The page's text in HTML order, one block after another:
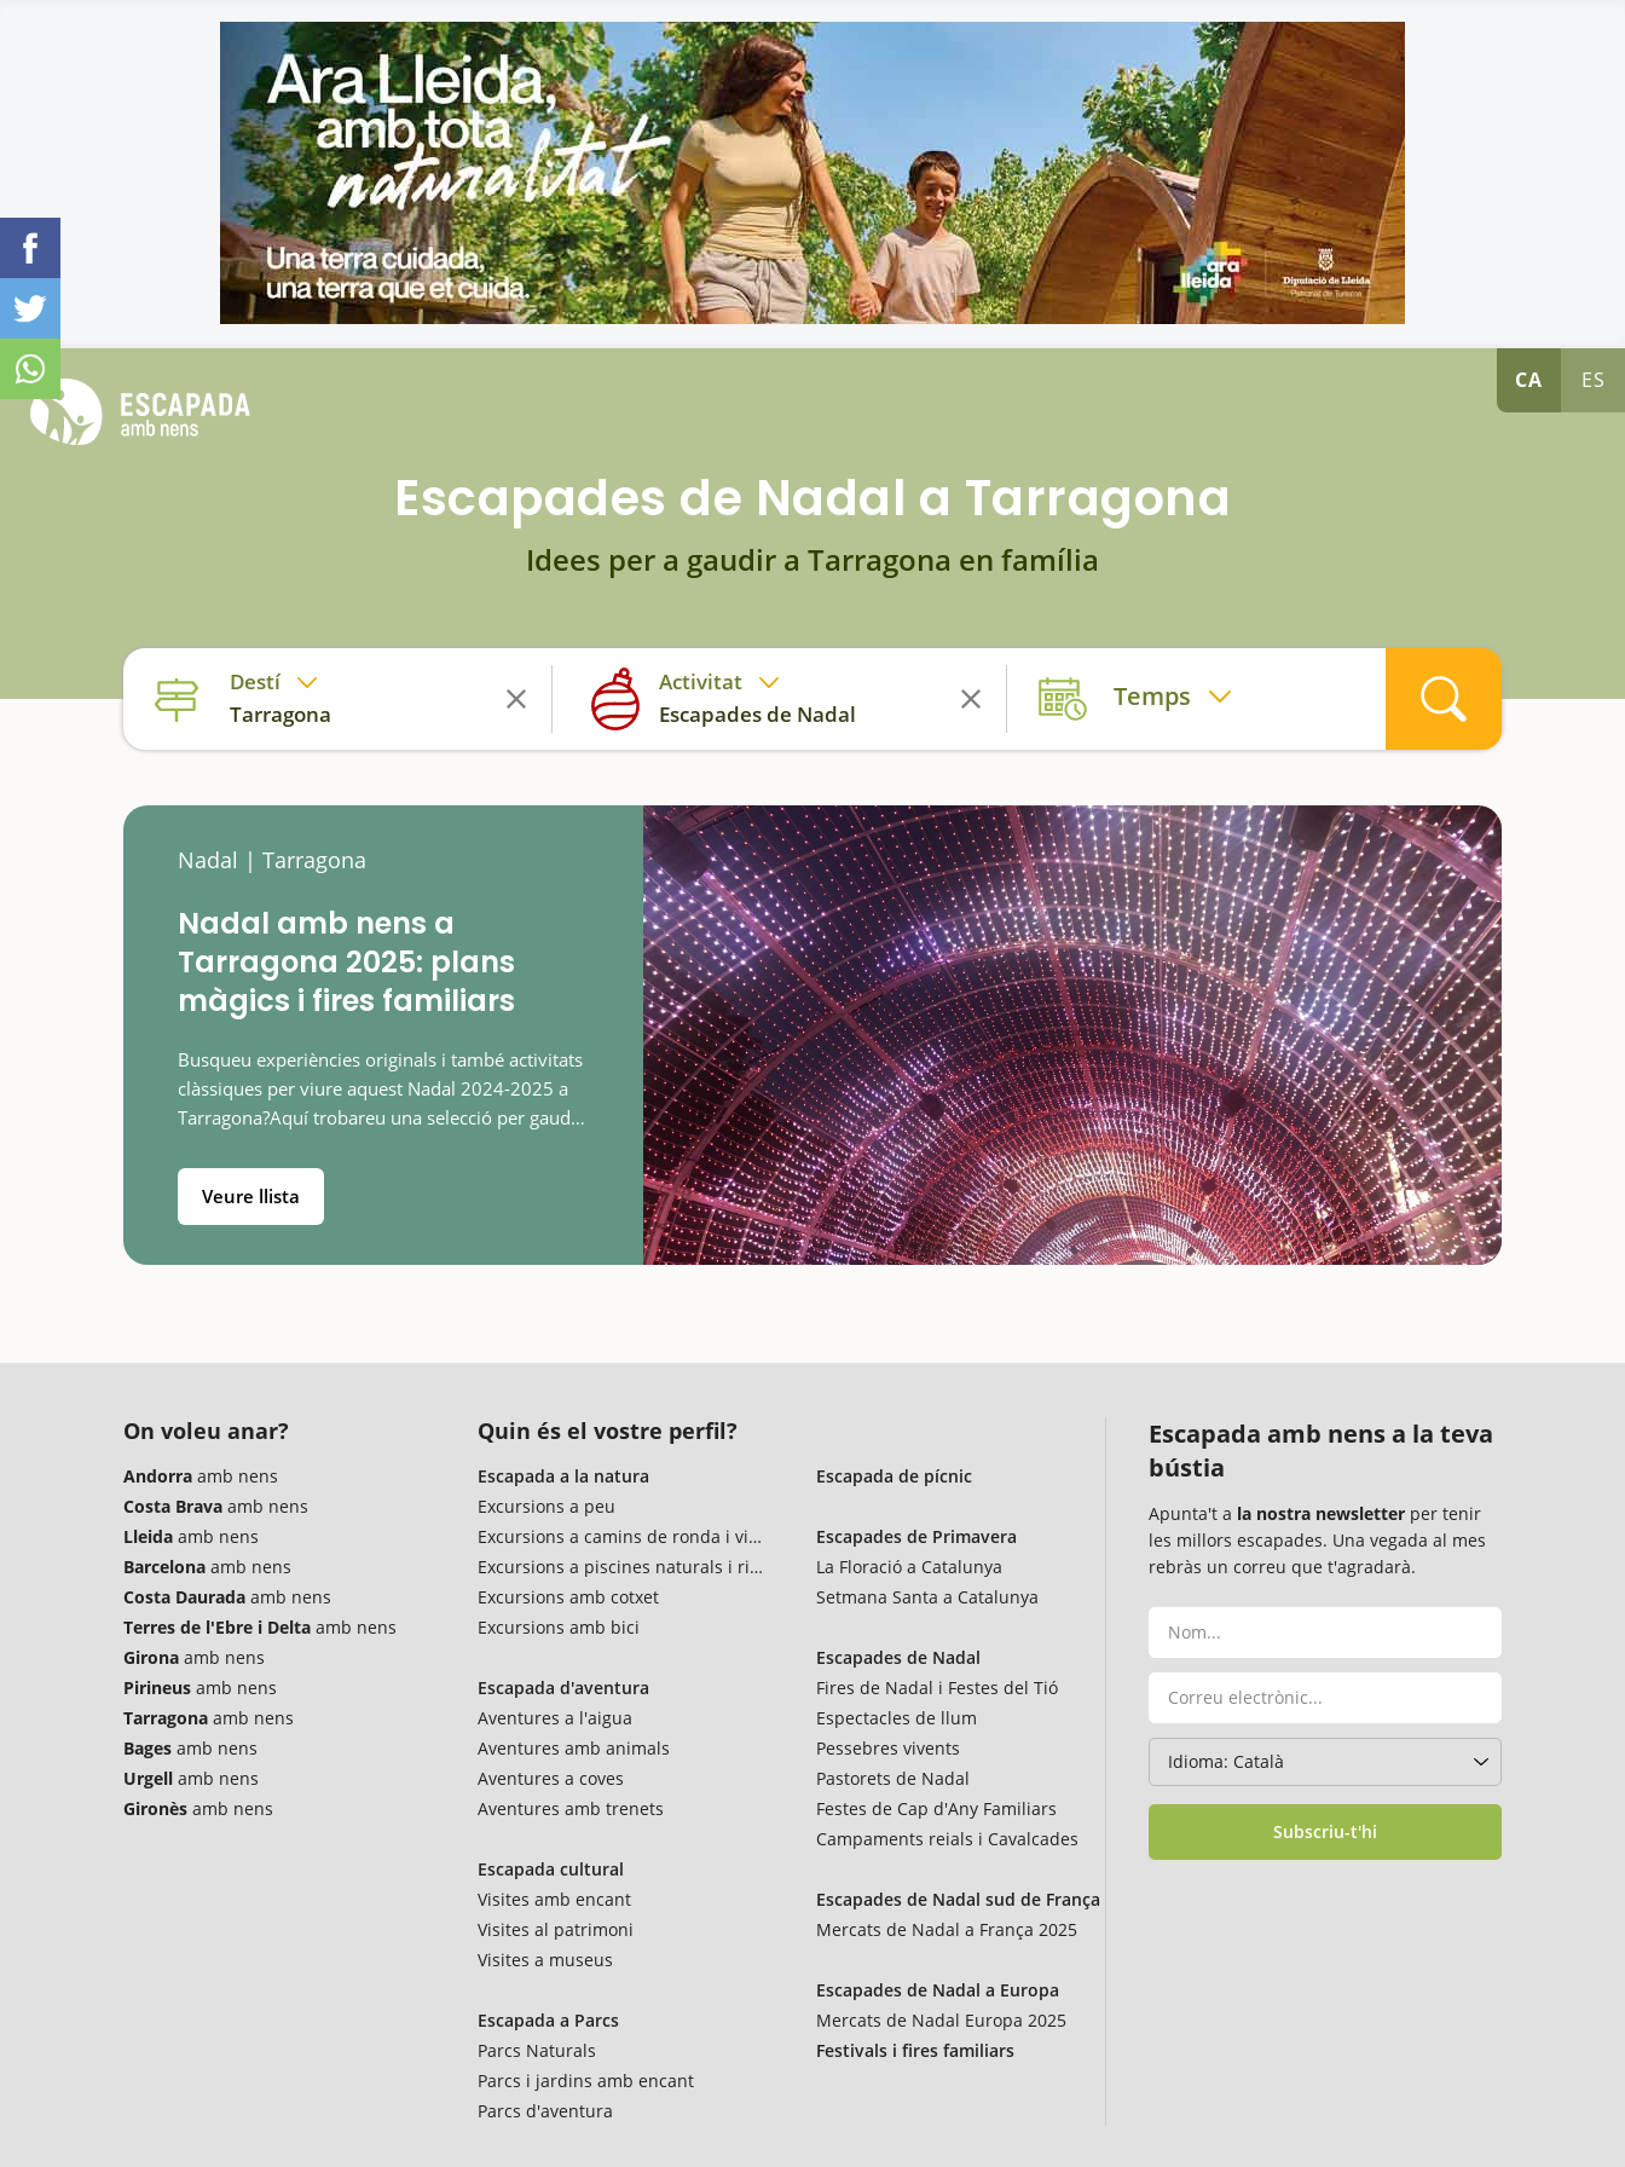
CA ES
Escapades de Nadal a Tarragona
Idees per a gaudir a Tarragona en família
Destí
Tarragona
Activitat
Escapades de Nadal
Temps
Nadal | Tarragona
Nadal amb nens a
Tarragona 2025: plans
màgics i fires familiars
Busqueu experiències originals i també activitats
clàssiques per viure aquest Nadal 2024-2025 a
Tarragona?Aquí trobareu una selecció per gaudir
Veure llista
On voleu anar?
Andorra amb nens
Costa Brava amb nens
Lleida amb nens
Barcelona amb nens
Costa Daurada amb nens
Terres de l'Ebre i Delta amb nens
Girona amb nens
Pirineus amb nens
Tarragona amb nens
Bages amb nens
Urgell amb nens
Gironès amb nens
Quin és el vostre perfil?
Escapada a la natura
Excursions a peu
Excursions a camins de ronda i vies verdes
Excursions a piscines naturals i rius
Excursions amb cotxet
Excursions amb bici
Escapada d'aventura
Aventures a l'aigua
Aventures amb animals
Aventures a coves
Aventures amb trenets
Escapada cultural
Visites amb encant
Visites al patrimoni
Visites a museus
Escapada a Parcs
Parcs Naturals
Parcs i jardins amb encant
Parcs d'aventura
Escapada de pícnic
Escapades de Primavera
La Floració a Catalunya
Setmana Santa a Catalunya
Escapades de Nadal
Fires de Nadal i Festes del Tió
Espectacles de llum
Pessebres vivents
Pastorets de Nadal
Festes de Cap d'Any Familiars
Campaments reials i Cavalcades
Escapades de Nadal sud de França
Mercats de Nadal a França 2025
Escapades de Nadal a Europa
Mercats de Nadal Europa 2025
Festivals i fires familiars
Escapada amb nens a la teva
bústia
Apunta't a la nostra newsletter per tenir
les millors escapades. Una vegada al mes
rebràs un correu que t'agradarà.
Subscriu-t'hi